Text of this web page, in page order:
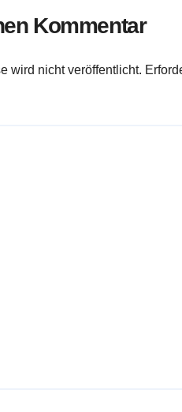
Kommentar
wird nicht veröffentlicht.